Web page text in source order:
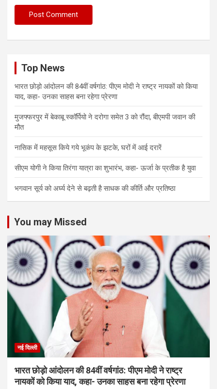
Top News
भारत छोड़ो आंदोलन की 84वीं वर्षगांठ: पीएम मोदी ने राष्ट्र नायकों को किया
याद, कहा- उनका साहस बना रहेगा प्रेरणा
मुजफ्फरपुर में बेकाबू स्कॉर्पियो ने दरोगा समेत 3 को रौंदा, बीएमपी जवान की
मौत
नासिक में महसूस किये गये भूकंप के झटके, घरों में आई दरारें
सीएम योगी ने किया तिरंगा यात्रा का शुभारंभ, कहा- ऊर्जा के प्रतीक है युवा
भगवान सूर्य को अर्घ्य देने से बढ़ती है साधक की कीर्ति और प्रतिष्ठा
You may Missed
नई दिल्ली
भारत छोड़ो आंदोलन की 84वीं वर्षगांठ: पीएम मोदी ने राष्ट्र
नायकों को किया याद, कहा- उनका साहस बना रहेगा प्रेरणा